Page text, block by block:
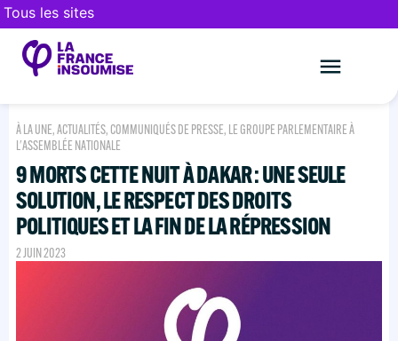
Tous les sites
À LA UNE,ACTUALITÉS, COMMUNIQUÉS DE PRESSE, LE GROUPE PARLEMENTAIRE À
L'ASSEMBLÉE NATIONALE
9 MORTS CETTE NUIT À DAKAR : UNE SEULE
SOLUTION, LE RESPECT DES DROITS
POLITIQUES ET LA FIN DE LA RÉPRESSION
2 JUIN 2023